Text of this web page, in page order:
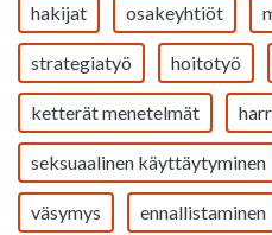
hakijat osakeyhtiöt
strategiatyö hoitotyö
ketterät menetelmät
seksuaalinen käyttäytyminen
väsymys ennallistaminen